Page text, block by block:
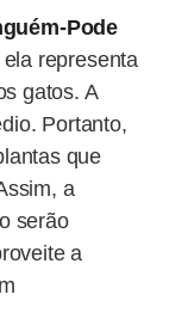
Pode
representa
gatos. A
Portanto,
que
a
serão
a